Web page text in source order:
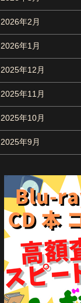
2026年2月
2026年1月
2025年12月
2025年11月
2025年10月
2025年9月